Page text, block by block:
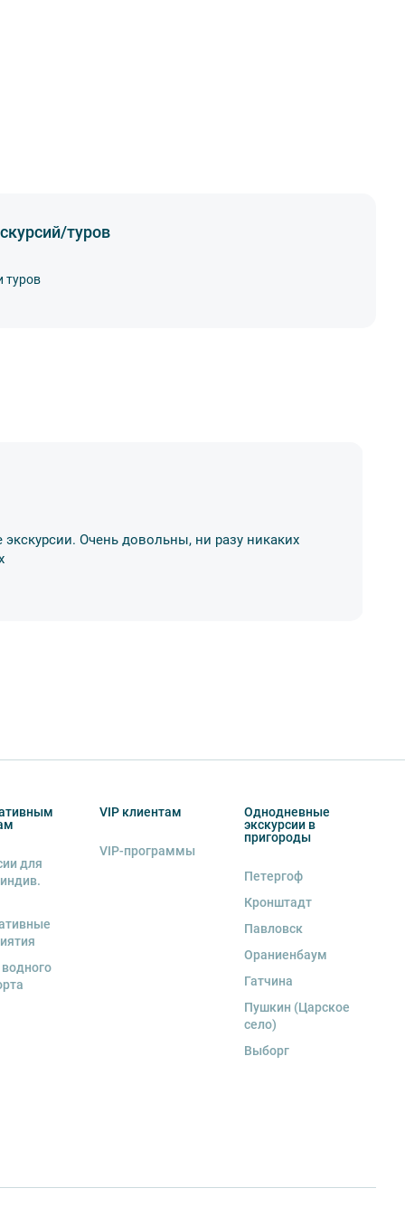
туров
туров
Очень довольны, ни разу никаких
для
VIP клиентам
VIP-программы
Однодневные
экскурсии в
пригороды
Петергоф
Кронштадт
Павловск
Ораниенбаум
Гатчина
Пушкин (Царское
село)
Выборг